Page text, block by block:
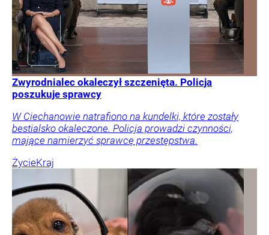
Zwyrodnialec okaleczył szczenięta. Policja
poszukuje sprawcy
W Ciechanowie natrafiono na kundelki, które zostały
bestialsko okaleczone. Policja prowadzi czynności,
mające namierzyć sprawcę przestępstwa.
ŻycieKraj